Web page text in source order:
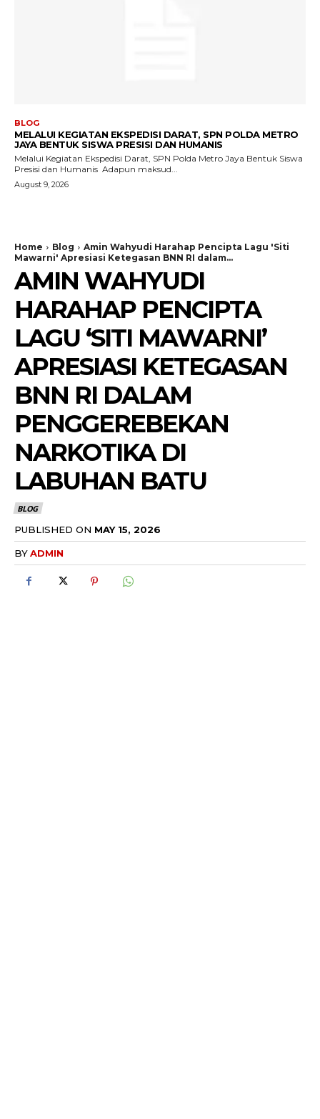
BLOG
MELALUI KEGIATAN EKSPEDISI DARAT, SPN POLDA METRO
JAYA BENTUK SISWA PRESISI DAN HUMANIS
Melalui Kegiatan Ekspedisi Darat, SPN Polda Metro Jaya Bentuk Siswa
Presisi dan Humanis ‎ ‎Adapun maksud...
August 9, 2026